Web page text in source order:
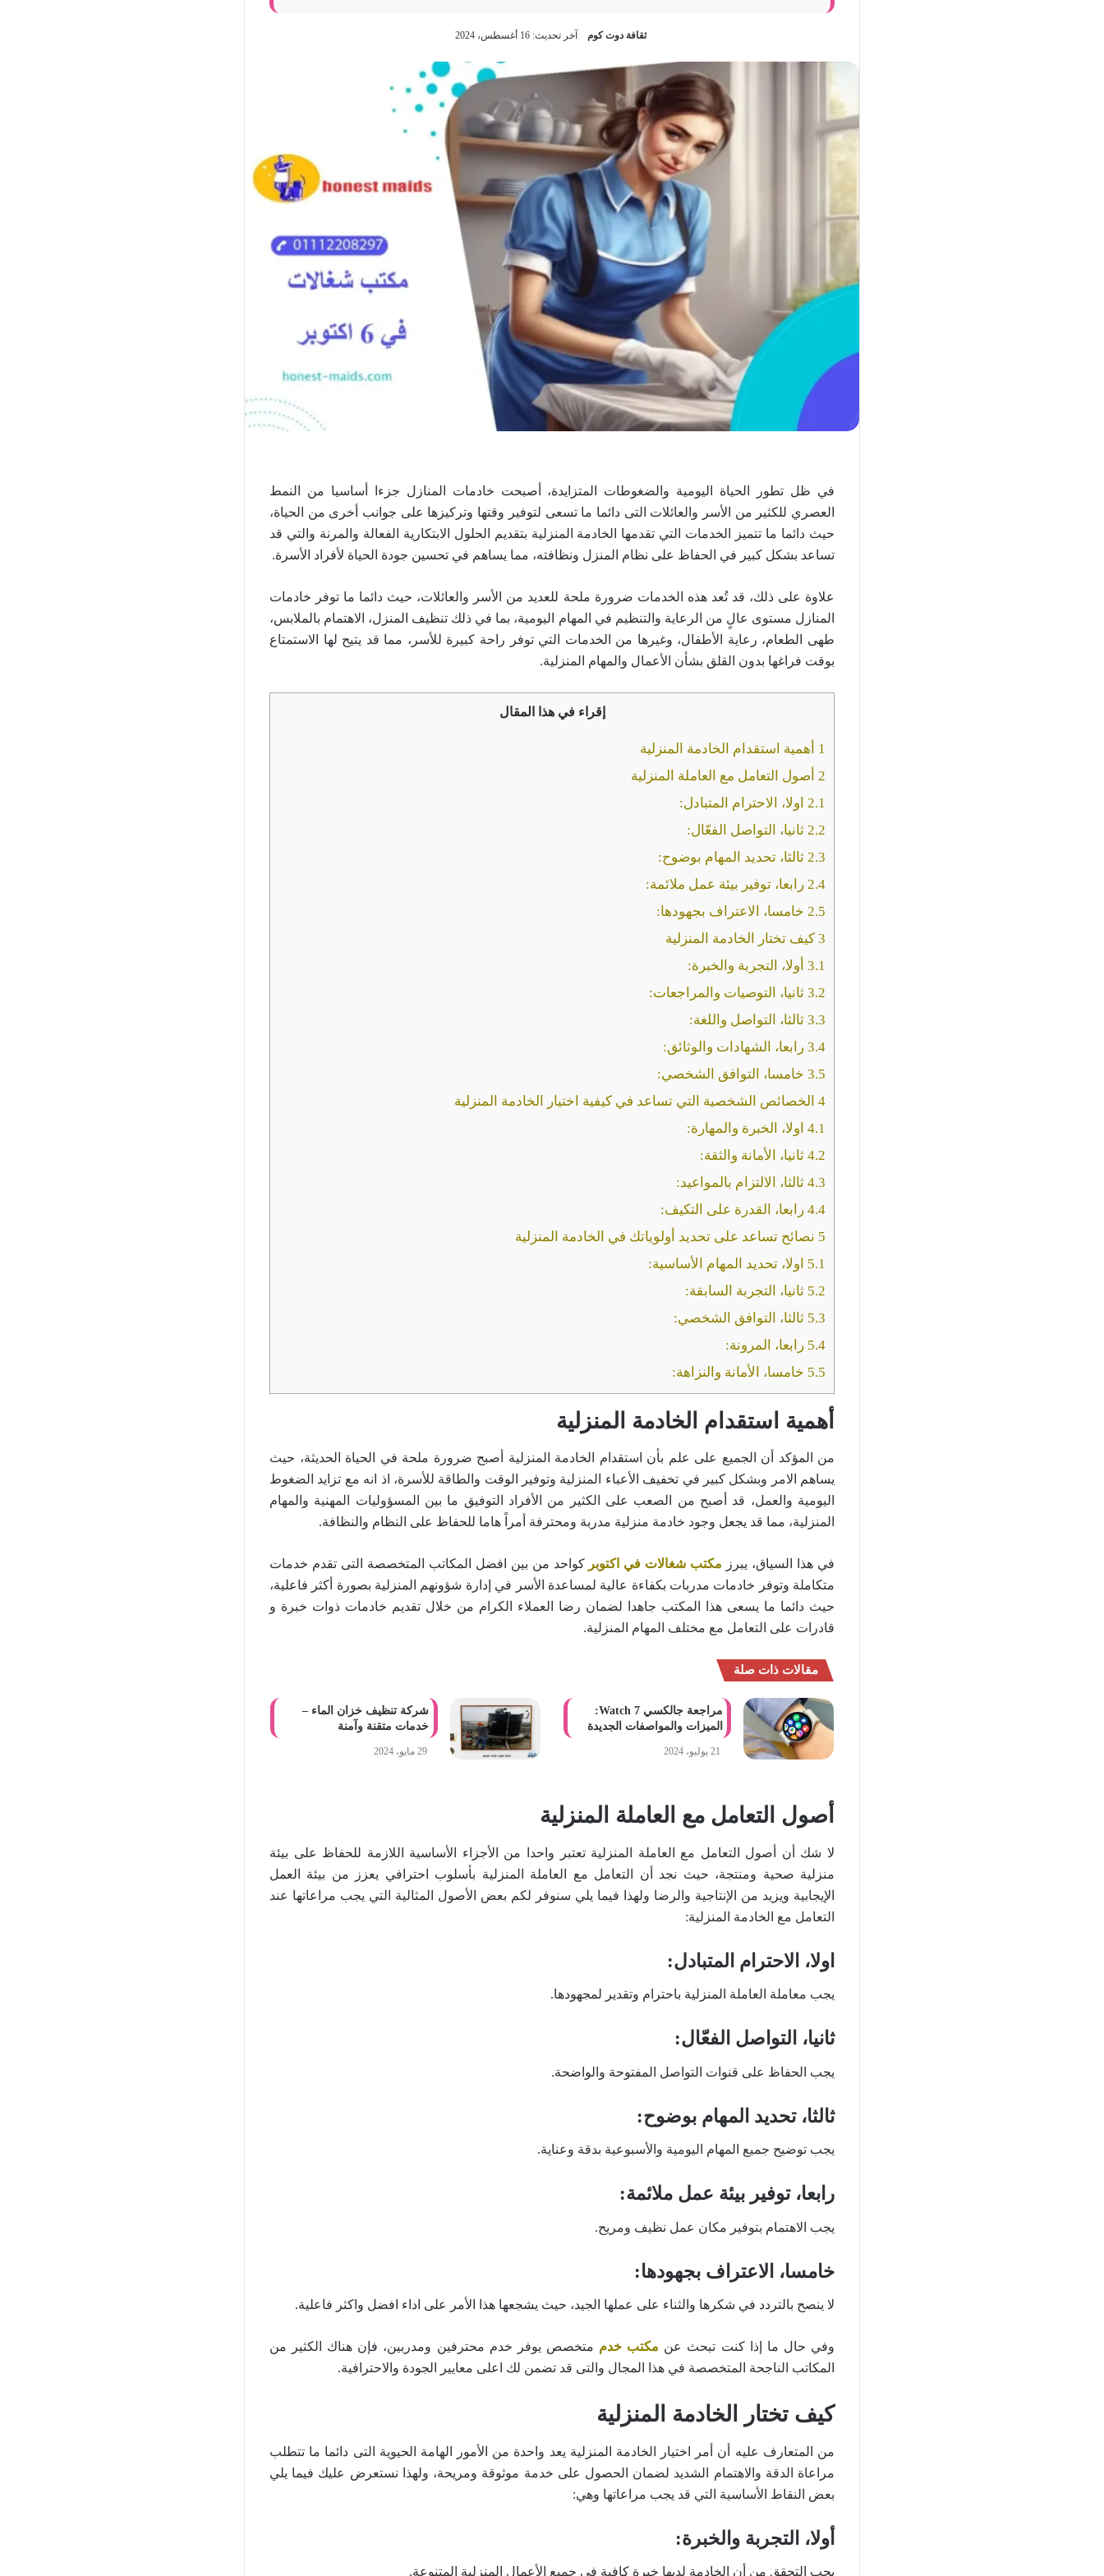
ثقافة دوت كوم آخر تحديث: 16 أغسطس، 2024
في ظل تطور الحياة اليومية والضغوطات المتزايدة، أصبحت خادمات المنازل جزءا أساسيا من النمط
العصري للكثير من الأسر والعائلات التى دائما ما تسعى لتوفير وقتها وتركيزها على جوانب أخرى من الحياة،
حيث دائما ما تتميز الخدمات التي تقدمها الخادمة المنزلية بتقديم الحلول الابتكارية الفعالة والمرنة والتي قد
تساعد بشكل كبير في الحفاظ على نظام المنزل ونظافته، مما يساهم في تحسين جودة الحياة لأفراد الأسرة.
علاوة على ذلك، قد تُعد هذه الخدمات ضرورة ملحة للعديد من الأسر والعائلات، حيث دائما ما توفر خادمات
المنازل مستوى عالٍ من الرعاية والتنظيم في المهام اليومية، بما في ذلك تنظيف المنزل، الاهتمام بالملابس،
طهى الطعام، رعاية الأطفال، وغيرها من الخدمات التي توفر راحة كبيرة للأسر، مما قد يتيح لها الاستمتاع
بوقت فراغها بدون القلق بشأن الأعمال والمهام المنزلية.
إقراء في هذا المقال
1 أهمية استقدام الخادمة المنزلية
2 أصول التعامل مع العاملة المنزلية
2.1 اولا، الاحترام المتبادل:
2.2 ثانيا، التواصل الفعّال:
2.3 ثالثا، تحديد المهام بوضوح:
2.4 رابعا، توفير بيئة عمل ملائمة:
2.5 خامسا، الاعتراف بجهودها:
3كيف تختار الخادمة المنزلية
3.1أولا، التجربة والخبرة:
3.2ثانيا، التوصيات والمراجعات:
3.3ثالثا، التواصل واللغة:
3.4رابعا، الشهادات والوثائق:
3.5خامسا، التوافق الشخصي:
4الخصائص الشخصية التي تساعد في كيفية اختيار الخادمة المنزلية
4.1اولا، الخبرة والمهارة:
4.2ثانيا، الأمانة والثقة:
4.3ثالثا، الالتزام بالمواعيد:
4.4رابعا، القدرة على التكيف:
5 نصائح تساعد على تحديد أولوياتك في الخادمة المنزلية
5.1 اولا، تحديد المهام الأساسية:
5.2 ثانيا، التجربة السابقة:
5.3 ثالثا، التوافق الشخصي:
5.4 رابعا، المرونة:
5.5 خامسا، الأمانة والنزاهة:
أهمية استقدام الخادمة المنزلية
من المؤكد أن الجميع على علم بأن استقدام الخادمة المنزلية أصبح ضرورة ملحة في الحياة الحديثة، حيث
يساهم الامر وبشكل كبير في تخفيف الأعباء المنزلية وتوفير الوقت والطاقة للأسرة، اذ انه مع تزايد الضغوط
اليومية والعمل، قد أصبح من الصعب على الكثير من الأفراد التوفيق ما بين المسؤوليات المهنية والمهام
المنزلية، مما قد يجعل وجود خادمة منزلية مدربة ومحترفة أمراً هاما للحفاظ على النظام والنظافة.
في هذا السياق، يبرز مكتب شغالات في اكتوبر كواحد من بين افضل المكاتب المتخصصة التى تقدم خدمات
متكاملة وتوفر خادمات مدربات بكفاءة عالية لمساعدة الأسر في إدارة شؤونهم المنزلية بصورة أكثر فاعلية،
حيث دائما ما يسعى هذا المكتب جاهدا لضمان رضا العملاء الكرام من خلال تقديم خادمات ذوات خبرة و
قادرات على التعامل مع مختلف المهام المنزلية.
مقالات ذات صلة
مراجعة جالكسي Watch 7:
الميزات والمواصفات الجديدة
21 يوليو، 2024
شركة تنظيف خزان الماء –
خدمات متقنة وآمنة
29 مايو، 2024
أصول التعامل مع العاملة المنزلية
لا شك أن أصول التعامل مع العاملة المنزلية تعتبر واحدا من الأجزاء الأساسية اللازمة للحفاظ على بيئة
منزلية صحية ومنتجة، حيث نجد أن التعامل مع العاملة المنزلية بأسلوب احترافي يعزز من بيئة العمل
الإيجابية ويزيد من الإنتاجية والرضا ولهذا فيما يلي سنوفر لكم بعض الأصول المثالية التي يجب مراعاتها عند
التعامل مع الخادمة المنزلية:
اولا، الاحترام المتبادل:
يجب معاملة العاملة المنزلية باحترام وتقدير لمجهودها.
ثانيا، التواصل الفعّال:
يجب الحفاظ على قنوات التواصل المفتوحة والواضحة.
ثالثا، تحديد المهام بوضوح:
يجب توضيح جميع المهام اليومية والأسبوعية بدقة وعناية.
رابعا، توفير بيئة عمل ملائمة:
يجب الاهتمام بتوفير مكان عمل نظيف ومريح.
خامسا، الاعتراف بجهودها:
لا ينصح بالتردد في شكرها والثناء على عملها الجيد، حيث يشجعها هذا الأمر على اداء افضل واكثر فاعلية.
وفي حال ما إذا كنت تبحث عن مكتب خدم متخصص يوفر خدم محترفين ومدربين، فإن هناك الكثير من
المكاتب الناجحة المتخصصة في هذا المجال والتى قد تضمن لك اعلى معايير الجودة والاحترافية.
كيف تختار الخادمة المنزلية
من المتعارف عليه أن أمر اختيار الخادمة المنزلية يعد واحدة من الأمور الهامة الحيوية التى دائما ما تتطلب
مراعاة الدقة والاهتمام الشديد لضمان الحصول على خدمة موثوقة ومريحة، ولهذا نستعرض عليك فيما يلي
بعض النقاط الأساسية التي قد يجب مراعاتها وهي:
أولا، التجربة والخبرة:
يجب التحقق من أن الخادمة لديها خبرة كافية في جميع الأعمال المنزلية المتنوعة.